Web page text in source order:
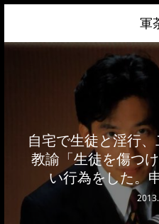
軍
自宅で生徒と淫行
教諭「生徒を傷つ
い行為をした。
政治
ライフハック